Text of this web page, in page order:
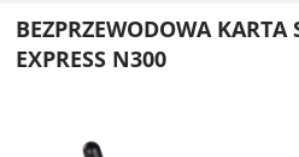
BEZPRZEWODOWA KARTA
EXPRESS N300